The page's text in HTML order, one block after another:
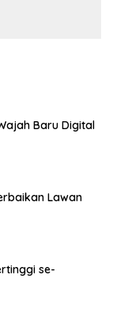
Baru Digital
Lawan
se-